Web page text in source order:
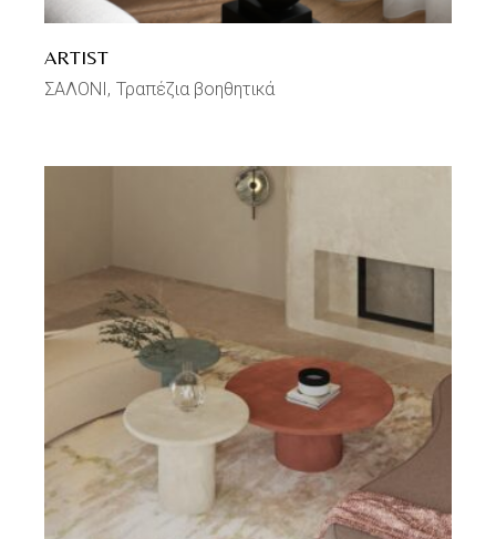
ARTIST
ΣΑΛΟΝΙ Τραπέζια βοηθητικά